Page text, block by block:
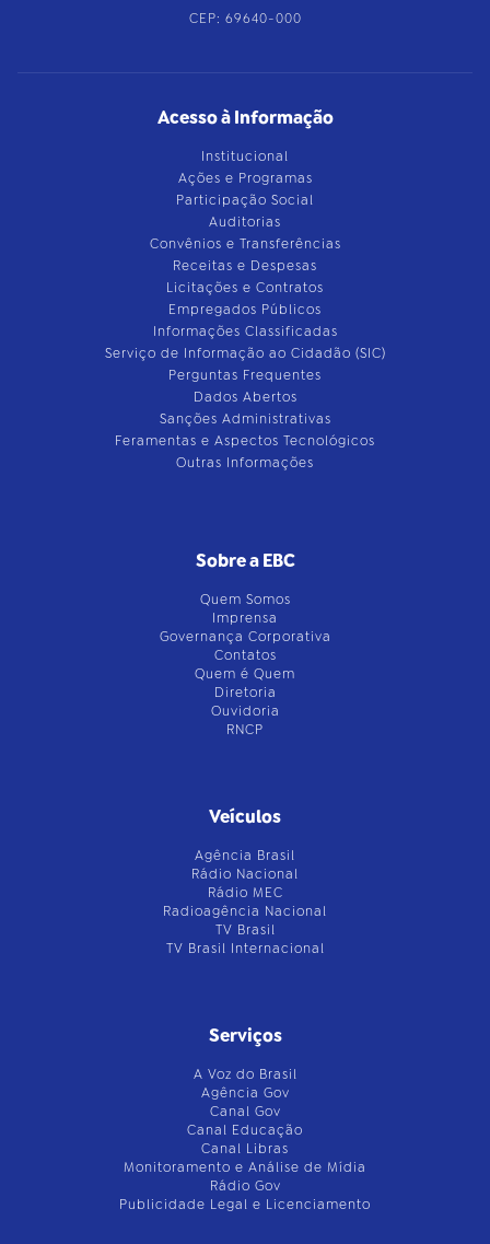
CEP: 69640-000
Acesso à Informação
Institucional
Ações e Programas
Participação Social
Auditorias
Convênios e Transferências
Receitas e Despesas
Licitações e Contratos
Empregados Públicos
Informações Classificadas
Serviço de Informação ao Cidadão (SIC)
Perguntas Frequentes
Dados Abertos
Sanções Administrativas
Feramentas e Aspectos Tecnológicos
Outras Informações
Sobre a EBC
Quem Somos
Imprensa
Governança Corporativa
Contatos
Quem é Quem
Diretoria
Ouvidoria
RNCP
Veículos
Agência Brasil
Rádio Nacional
Rádio MEC
Radioagência Nacional
TV Brasil
TV Brasil Internacional
Serviços
A Voz do Brasil
Agência Gov
Canal Gov
Canal Educação
Canal Libras
Monitoramento e Análise de Mídia
Rádio Gov
Publicidade Legal e Licenciamento